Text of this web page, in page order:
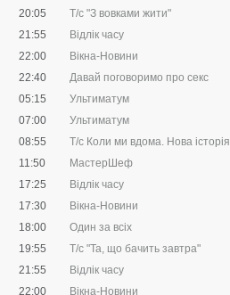
20:05
Т/с "З вовками жити"
21:55
Відлік часу
22:00
Вікна-Новини
22:40
Давай поговоримо про секс
05:15
Ультиматум
07:00
Ультиматум
08:55
Т/с Коли ми вдома. Нова історія
11:50
МастерШеф
17:25
Відлік часу
17:30
Вікна-Новини
18:00
Один за всіх
19:55
Т/с "Та, що бачить завтра"
21:55
Відлік часу
22:00
Вікна-Новини